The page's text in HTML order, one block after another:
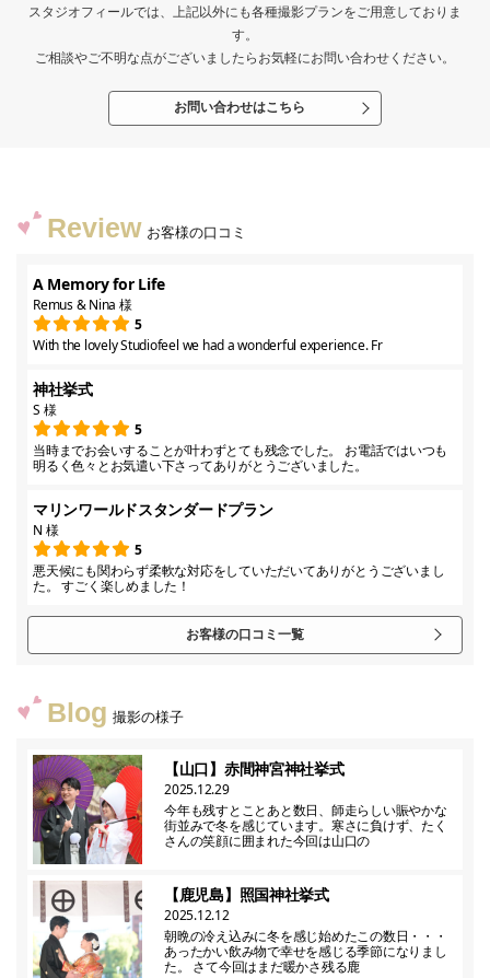
スタジオフィールでは、上記以外にも各種撮影プランをご用意しておりま
す。
ご相談やご不明な点がございましたらお気軽にお問い合わせください。
お問い合わせはこちら
Review お客様の口コミ
A Memory for Life
Remus & Nina 様
5
With the lovely Studiofeel we had a wonderful experience. Fr
神社挙式
S 様
5
当時までお会いすることが叶わずとても残念でした。 お電話ではいつも
明るく色々とお気遣い下さってありがとうございました。
マリンワールドスタンダードプラン
N 様
5
悪天候にも関わらず柔軟な対応をしていただいてありがとうございまし
た。 すごく楽しめました！
お客様の口コミ一覧
Blog 撮影の様子
【山口】赤間神宮神社挙式
2025.12.29
今年も残すとことあと数日、師走らしい賑やかな
街並みで冬を感じています。寒さに負けず、たく
さんの笑顔に囲まれた今回は山口の
【鹿児島】照国神社挙式
2025.12.12
朝晩の冷え込みに冬を感じ始めたこの数日・・・
あったかい飲み物で幸せを感じる季節になりまし
た。 さて今回はまだ暖かさ残る鹿